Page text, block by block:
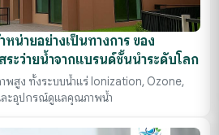
น่ายอย่างเป็นทางการ ของ
ะว่ายน้ำจากแบรนด์ชั้นนำระดับโลก
พสูง ทั้งระบบน้ำแร่ Ionization, Ozone,
ละอุปกรณ์ดูแลคุณภาพน้ำ